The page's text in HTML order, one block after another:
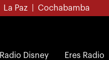
La Paz Cochabamba
Radio Disney Eres Radio